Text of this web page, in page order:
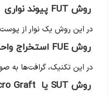
روش FUT پیوند نواری
در این روش یک نوار از
روش FUE استخراج واحدهای فولیکولی
در این تکنیک، گرافت‌ها به
روش SUT یا Micro Graft